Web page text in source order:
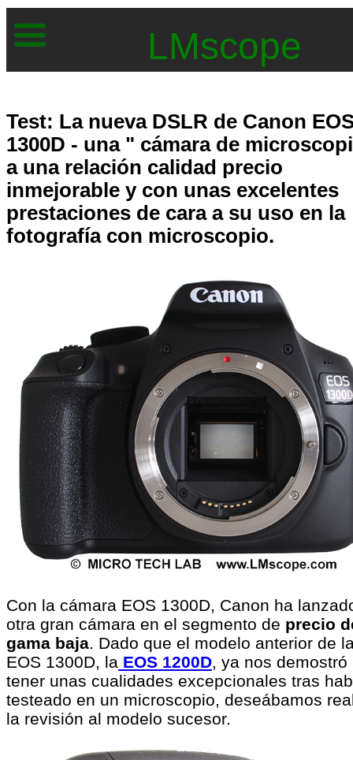
LMscope
Test: La nueva DSLR de Canon
1300D - una " cámara de
a una relación calidad precio
inmejorable y con unas excelentes
prestaciones de cara a su uso en la
fotografía con microscopio.
Con la cámara EOS 1300D, Canon ha
otra gran cámara en el segmento de precio
gama baja. Dado que el modelo anterior de
EOS 1300D, la EOS 1200D, ya nos demostró
tener unas cualidades excepcionales tras
testeado en un microscopio, deseábamos
la revisión al modelo sucesor.